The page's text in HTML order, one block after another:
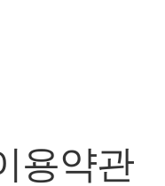
용약관